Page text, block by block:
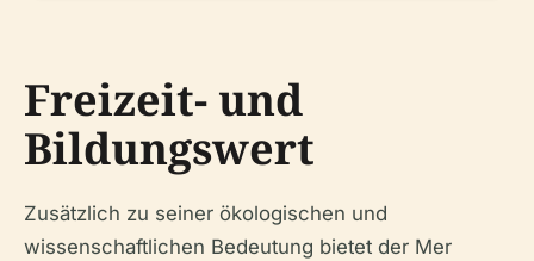
Freizeit- und
Bildungswert
Zusätzlich zu seiner ökologischen und
wissenschaftlichen Bedeutung bietet der Mer